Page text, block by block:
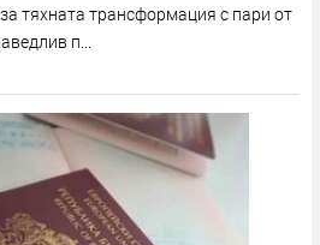
тяхната трансформация с пари от
п...